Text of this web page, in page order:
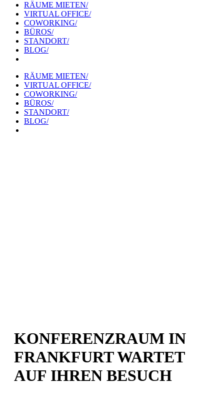
RÄUME MIETEN/
VIRTUAL OFFICE/
COWORKING/
BÜROS/
STANDORT/
BLOG/
RÄUME MIETEN/
VIRTUAL OFFICE/
COWORKING/
BÜROS/
STANDORT/
BLOG/
KONFERENZRAUM IN
FRANKFURT WARTET
AUF IHREN BESUCH